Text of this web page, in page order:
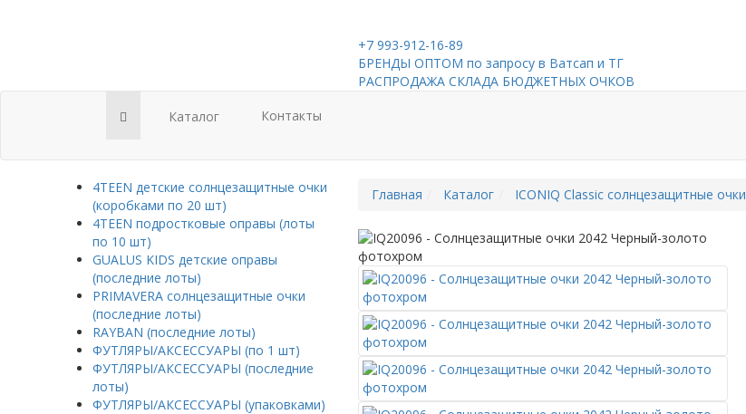
+7 993-912-16-89
БРЕНДЫ ОПТОМ по запросу в Ватсап и ТГ
РАСПРОДАЖА СКЛАДА БЮДЖЕТНЫХ ОЧКОВ
Каталог Контакты
4TEEN детские солнцезащитные очки
(коробками по 20 шт)
4TEEN подростковые оправы (лоты
по 10 шт)
GUALUS KIDS детские оправы
(последние лоты)
PRIMAVERA солнцезащитные очки
(последние лоты)
RAYBAN (последние лоты)
ФУТЛЯРЫ/АКСЕССУАРЫ (по 1 шт)
ФУТЛЯРЫ/АКСЕССУАРЫ (последние
лоты)
ФУТЛЯРЫ/АКСЕССУАРЫ (упаковками)
Главная Каталог ICONIQ Classic солнцезащитные очки